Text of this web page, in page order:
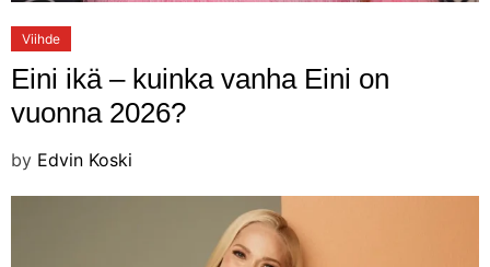
Viihde
Eini ikä – kuinka vanha Eini on
vuonna 2026?
by Edvin Koski